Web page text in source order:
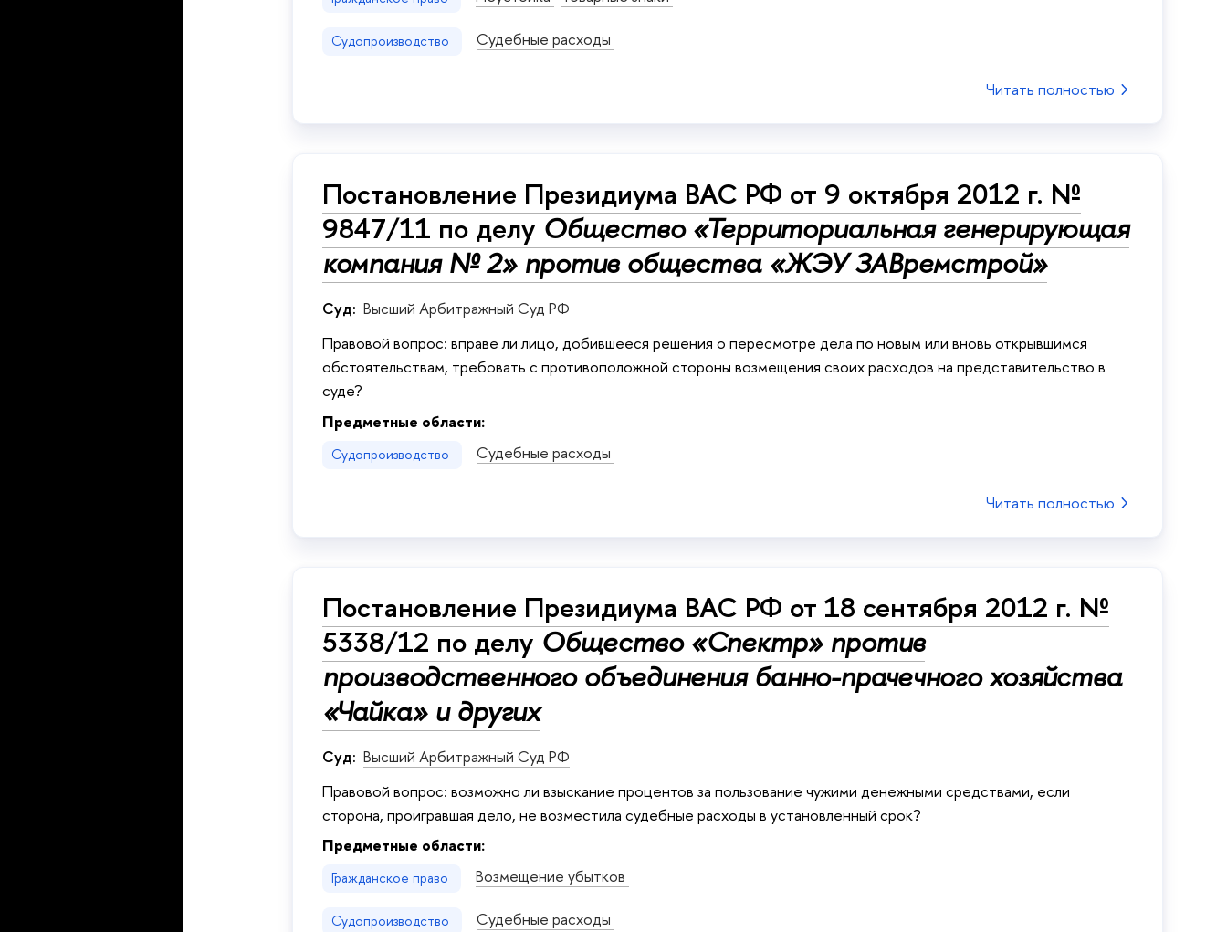
Судопроизводство Судебные расходы
Читать полностью
Постановление Президиума ВАС РФ от 9 октября 2012 г. №
9847/11 по делу Общество «Территориальная генерирующая
компания № 2» против общества «ЖЭУ ЗАВремстрой»
Суд: Высший Арбитражный Суд РФ
Правовой вопрос: вправе ли лицо, добившееся решения о пересмотре дела по новым или вновь открывшимся
обстоятельствам, требовать с противоположной стороны возмещения своих расходов на представительство в
суде?
Предметные области:
Судопроизводство Судебные расходы
Читать полностью
Постановление Президиума ВАС РФ от 18 сентября 2012 г. №
5338/12 по делу Общество «Спектр» против
производственного объединения банно-прачечного хозяйства
«Чайка» и других
Суд: Высший Арбитражный Суд РФ
Правовой вопрос: возможно ли взыскание процентов за пользование чужими денежными средствами, если
сторона, проигравшая дело, не возместила судебные расходы в установленный срок?
Предметные области:
Гражданское право Возмещение убытков
Судопроизводство Судебные расходы